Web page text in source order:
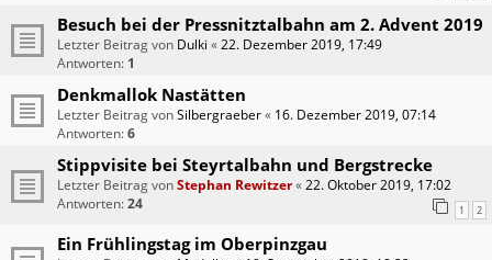
Besuch bei der Pressnitztalbahn am 2. Advent 2019
Letzter Beitrag von Dulki «22. Dezember 2019, 17:49
Antworten: 1
Denkmallok Nastätten
Letzter Beitrag vonSilbergraeber« 16. Dezember 2019, 07:14
Antworten:6
Stippvisite bei Steyrtalbahn und Bergstrecke
Letzter Beitrag vonStephan Rewitzer«22. Oktober 2019, 17:02
Antworten:24 1 2
Ein Frühlingstag im Oberpinzgau